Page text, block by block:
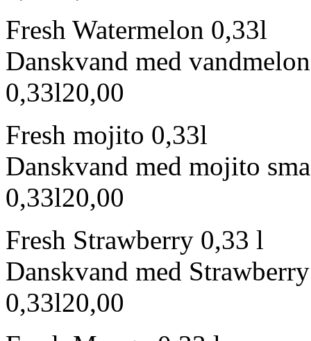
Fresh Watermelon 0,33l
Danskvand med
0,33l20,00
Fresh mojito 0,33l
Danskvand med mojito
0,33l20,00
Fresh Strawberry 0,33 l
Danskvand med
0,33l20,00